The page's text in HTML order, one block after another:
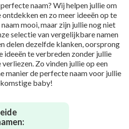
naam? Wij helpen jullie om
en zo meer ideeën op te
mooi, maar zijn jullie nog niet
selectie van vergelijkbare namen
delen dezelfde klanken, oorsprong
ideeën te verbreden zonder jullie
Zo vinden jullie op een
manier de perfecte naam voor jullie
baby!